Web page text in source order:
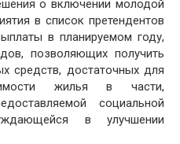
о включении молодой
в список претендентов
в планируемом году,
позволяющих получить
средств, достаточных для
жилья в части,
социальной
в улучшении